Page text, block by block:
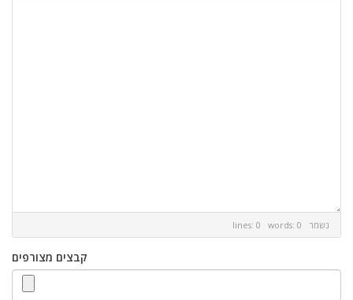
lines: 0 words: 0 נשמר
קבצים מצורפים